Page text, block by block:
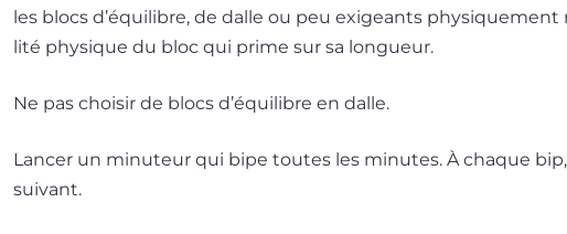
les blocs d’é­qui­libre, de dalle ou peu exi­geants
li­té phy­sique du bloc qui prime sur sa longueur.
Ne pas choi­sir de blocs d’é­qui­libre en dalle.
Lancer un minu­teur qui bipe toutes les minutes. À chaque
suivant.